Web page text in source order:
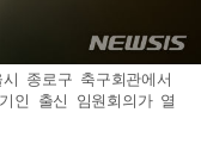
종로구 축구회관에서
인 출신 임원회의가 열